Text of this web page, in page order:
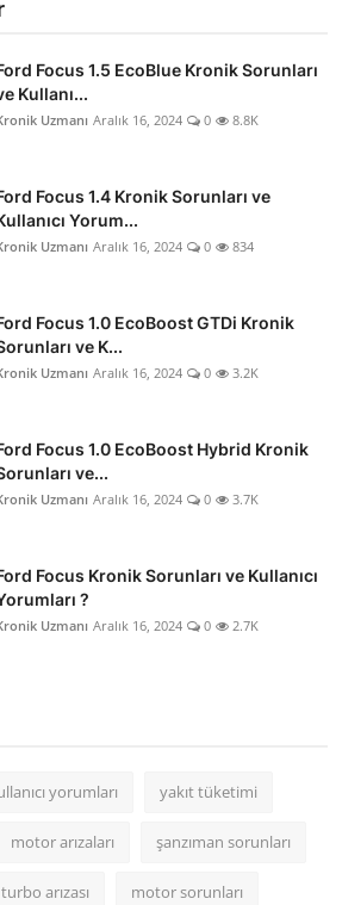
Focus 1.5 EcoBlue Kronik Sorunları
Kullanı...
Uzmanı Aralık 16, 2024 0 8.8K
Focus 1.4 Kronik Sorunları ve
Yorum...
Uzmanı Aralık 16, 2024 0 834
Focus 1.0 EcoBoost GTDi Kronik
ve K...
Uzmanı Aralık 16, 2024 0 3.2K
Focus 1.0 EcoBoost Hybrid Kronik
ve...
Uzmanı Aralık 16, 2024 0 3.7K
Focus Kronik Sorunları ve Kullanıcı
?
Uzmanı Aralık 16, 2024 0 2.7K
yorumları yakıt tüketimi
motor arızaları şanzıman sorunları
turbo arızası motor sorunları